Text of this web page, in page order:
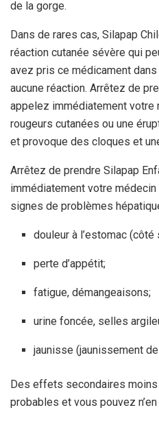
de la gorge.
Dans de rares cas, Silapap
réaction cutanée sévère qui
avez pris ce médicament dans
aucune réaction. Arrêtez de
appelez immédiatement
rougeurs cutanées ou une
et provoque des cloques et
Arrêtez de prendre Silapap
immédiatement votre
signes de problèmes
douleur à l’estomac
perte d’appétit;
fatigue, démangeaisons;
urine foncée, selles
jaunisse (jaunissement
Des effets secondaires
probables et vous pouvez n’en